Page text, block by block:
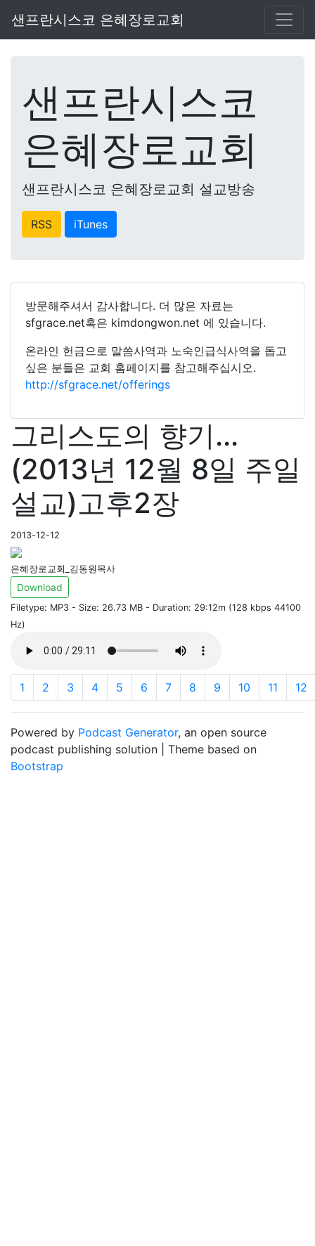
샌프란시스코 은혜장로교회
샌프란시스코
은혜장로교회
샌프란시스코 은혜장로교회 설교방송
RSS iTunes
방문해주셔서 감사합니다. 더 많은 자료는
sfgrace.net혹은 kimdongwon.net 에 있습니다.
온라인 헌금으로 말씀사역과 노숙인급식사역을 돕고
싶은 분들은 교회 홈페이지를 참고해주십시오.
http://sfgrace.net/offerings
그리스도의 향기...
(2013년 12월 8일 주일
설교)고후2장
2013-12-12
은혜장로교회_김동원목사
Download
Filetype: MP3 - Size: 26.73 MB - Duration: 29:12m (128 kbps 44100
Hz)
1 2 3 4 5 6 7 8 9 10 11 12
Powered by Podcast Generator, an open source
podcast publishing solution | Theme based on
Bootstrap